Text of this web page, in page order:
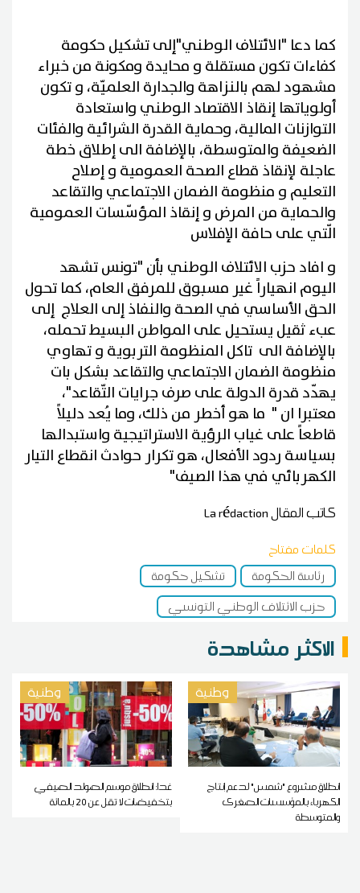
كما دعا "الائتلاف الوطني"إلى تشكيل حكومة
كفاءات تكون مستقلة و محايدة ومكونة من خبراء
مشهود لهم بالنزاهة والجدارة العلميّة، و تكون
أولوياتها إنقاذ الاقتصاد الوطني واستعادة
التوازنات المالية، وحماية القدرة الشرائية والفئات
الضعيفة والمتوسطة، بالإضافة الى إطلاق خطة
عاجلة لإنقاذ قطاع الصحة العمومية و إصلاح
التعليم و منظومة الضمان الاجتماعي والتقاعد
والحماية من المرض و إنقاذ المؤسّسات العمومية
الّتي على حافة الإفلاس
و افاد حزب الائتلاف الوطني بأن "تونس تشهد
اليوم انهياراً غير مسبوق للمرفق العام، كما تحول
الحق الأساسي في الصحة والنفاذ إلى العلاج إلى
عبء ثقيل يستحيل على المواطن البسيط تحمله،
بالإضافة الى تاكل المنظومة التربوية و تهاوي
منظومة الضمان الاجتماعي والتقاعد بشكل بات
يهدّد قدرة الدولة على صرف جرايات التّقاعد"،
معتبرا ان " ما هو أخطر من ذلك، وما يُعد دليلاً
قاطعاً على غياب الرؤية الاستراتيجية واستبدالها
بسياسة ردود الأفعال، هو تكرار حوادث انقطاع التيار
الكهربائي في هذا الصيف"
كاتب المقالLa rédaction
كلمات مفتاح
رئاسة الحكومة
تشكيل حكومة
حزب الائتلاف الوطني التونسي
الاكثر مشاهدة
وطنية
انطلاق مشروع "شمس" لدعم إنتاج
الكهرباء بالمؤسسات الصغرى
والمتوسطة
وطنية
غدا: انطلاق موسم الصولد الصيفي
بتخفيضات لا تقل عن 20 بالمائة